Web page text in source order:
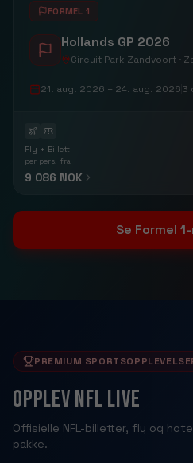
FORMEL 1
Hollands GP 2026
Circuit Park Zandvoort ·
21. aug. 2026 – 24. aug. 20263
Fly + Billett
per pers. fra
9 086 NOK
Se Formel
PREMIUM
Opplev NFL live
Offisielle NFL-billetter, fly og
pakke.